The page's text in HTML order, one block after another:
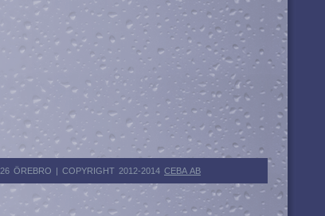
ÖREBRO | COPYRIGHT 2012-2014 CEBA AB